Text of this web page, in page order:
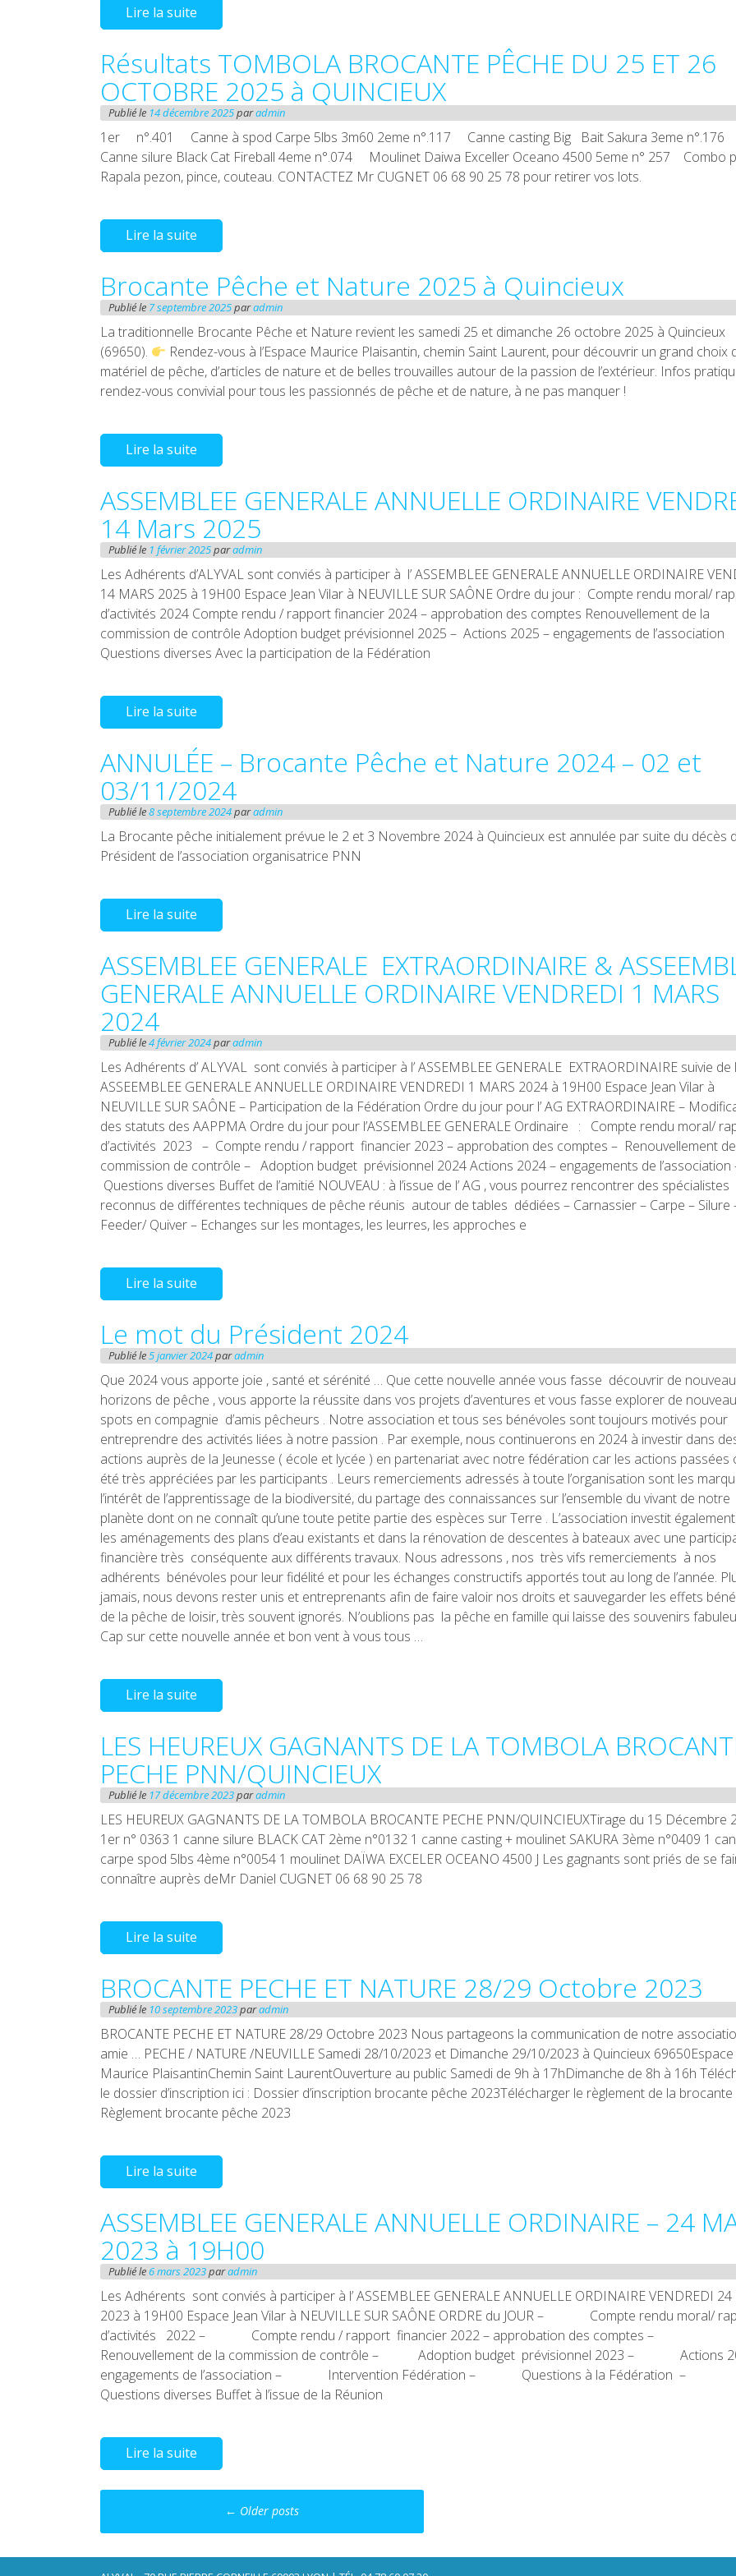
Lire la suite
Résultats TOMBOLA BROCANTE PÊCHE DU 25 ET 26
OCTOBRE 2025 à QUINCIEUX
Publié le 14 décembre 2025paradmin
1er n°.401 Canne à spod Carpe 5lbs 3m60 2eme n°.117 Canne casting Big Bait Sakura 3eme n°.176
Canne silure Black Cat Fireball 4eme n°.074 Moulinet Daiwa Exceller Oceano 4500 5eme n° 257 Combo
Rapala pezon, pince, couteau. CONTACTEZ Mr CUGNET 06 68 90 25 78 pour retirer vos lots.
Lire la suite
Brocante Pêche et Nature 2025 à Quincieux
Publié le 7 septembre 2025paradmin
La traditionnelle Brocante Pêche et Nature revient les samedi 25 et dimanche 26 octobre 2025 à Quincieux
(69650).
Rendez-vous à l’Espace Maurice Plaisantin, chemin Saint Laurent, pour découvrir un grand choix
matériel de pêche, d’articles de nature et de belles trouvailles autour de la passion de l’extérieur. Infos
rendez-vous convivial pour tous les passionnés de pêche et de nature, à ne pas manquer !
Lire la suite
ASSEMBLEE GENERALE ANNUELLE ORDINAIRE
14 Mars 2025
Publié le 1 février 2025paradmin
Les Adhérents d’ALYVAL sont conviés à participer à l’ ASSEMBLEE GENERALE ANNUELLE ORDINAIRE
14 MARS 2025 à 19H00 Espace Jean Vilar à NEUVILLE SUR SAÔNE Ordre du jour : Compte rendu moral/
d’activités 2024 Compte rendu / rapport financier 2024 – approbation des comptes Renouvellement de la
commission de contrôle Adoption budget prévisionnel 2025 – Actions 2025 – engagements de l’association
Questions diverses Avec la participation de la Fédération
Lire la suite
ANNULÉE – Brocante Pêche et Nature 2024 – 02 et
03/11/2024
Publié le8 septembre 2024paradmin
La Brocante pêche initialement prévue le 2 et 3 Novembre 2024 à Quincieux est annulée par suite du décès
Président de l’association organisatrice PNN
Lire la suite
ASSEMBLEE GENERALE EXTRAORDINAIRE &
GENERALE ANNUELLE ORDINAIRE VENDREDI 1 MARS
2024
Publié le4 février 2024paradmin
Les Adhérents d’ ALYVAL sont conviés à participer à l’ ASSEMBLEE GENERALE EXTRAORDINAIRE suivie de
ASSEEMBLEE GENERALE ANNUELLE ORDINAIRE VENDREDI 1 MARS 2024 à 19H00 Espace Jean Vilar à
NEUVILLE SUR SAÔNE – Participation de la Fédération Ordre du jour pour l’ AG EXTRAORDINAIRE –
des statuts des AAPPMA Ordre du jour pour l’ASSEMBLEE GENERALE Ordinaire : Compte rendu moral/
d’activités 2023 – Compte rendu / rapport financier 2023 – approbation des comptes – Renouvellement
commission de contrôle – Adoption budget prévisionnel 2024 Actions 2024 – engagements de l’association
Questions diverses Buffet de l’amitié NOUVEAU : à l’issue de l’ AG , vous pourrez rencontrer des spécialistes
reconnus de différentes techniques de pêche réunis autour de tables dédiées – Carnassier – Carpe – Silure
Feeder/ Quiver – Echanges sur les montages, les leurres, les approches e
Lire la suite
Le mot du Président 2024
Publié le5 janvier 2024paradmin
Que 2024 vous apporte joie , santé et sérénité … Que cette nouvelle année vous fasse découvrir de
horizons de pêche , vous apporte la réussite dans vos projets d’aventures et vous fasse explorer de
spots en compagnie d’amis pêcheurs . Notre association et tous ses bénévoles sont toujours motivés pour
entreprendre des activités liées à notre passion . Par exemple, nous continuerons en 2024 à investir dans
actions auprès de la Jeunesse ( école et lycée ) en partenariat avec notre fédération car les actions passées
été très appréciées par les participants . Leurs remerciements adressés à toute l’organisation sont les
l’intérêt de l’apprentissage de la biodiversité, du partage des connaissances sur l’ensemble du vivant de notre
planète dont on ne connaît qu’une toute petite partie des espèces sur Terre . L’association investit
les aménagements des plans d’eau existants et dans la rénovation de descentes à bateaux avec une
financière très conséquente aux différents travaux. Nous adressons , nos très vifs remerciements à nos
adhérents bénévoles pour leur fidélité et pour les échanges constructifs apportés tout au long de l’année.
jamais, nous devons rester unis et entreprenants afin de faire valoir nos droits et sauvegarder les effets
de la pêche de loisir, très souvent ignorés. N’oublions pas la pêche en famille qui laisse des souvenirs
Cap sur cette nouvelle année et bon vent à vous tous …
Lire la suite
LES HEUREUX GAGNANTS DE LA TOMBOLA
PECHE PNN/QUINCIEUX
Publié le 17 décembre 2023paradmin
LES HEUREUX GAGNANTS DE LA TOMBOLA BROCANTE PECHE PNN/QUINCIEUXTirage du 15 Décembre
1er n° 0363 1 canne silure BLACK CAT 2ème n°0132 1 canne casting + moulinet SAKURA 3ème n°0409 1
carpe spod 5lbs 4ème n°0054 1 moulinet DAÏWA EXCELER OCEANO 4500 J Les gagnants sont priés de se
connaître auprès deMr Daniel CUGNET 06 68 90 25 78
Lire la suite
BROCANTE PECHE ET NATURE 28/29 Octobre 2023
Publié le 10 septembre 2023paradmin
BROCANTE PECHE ET NATURE 28/29 Octobre 2023 Nous partageons la communication de notre
amie … PECHE / NATURE /NEUVILLE Samedi 28/10/2023 et Dimanche 29/10/2023 à Quincieux 69650Espace
Maurice PlaisantinChemin Saint LaurentOuverture au public Samedi de 9h à 17hDimanche de 8h à 16h
le dossier d’inscription ici : Dossier d’inscription brocante pêche 2023Télécharger le règlement de la brocante
Règlement brocante pêche 2023
Lire la suite
ASSEMBLEE GENERALE ANNUELLE ORDINAIRE – 24
2023 à 19H00
Publié le6 mars 2023paradmin
Les Adhérents sont conviés à participer à l’ ASSEMBLEE GENERALE ANNUELLE ORDINAIRE VENDREDI 24
2023 à 19H00 Espace Jean Vilar à NEUVILLE SUR SAÔNE ORDRE du JOUR – Compte rendu moral/
d’activités 2022 – Compte rendu / rapport financier 2022 – approbation des comptes –
Renouvellement de la commission de contrôle – Adoption budget prévisionnel 2023 – Actions
engagements de l’association – Intervention Fédération – Questions à la Fédération –
Questions diverses Buffet à l’issue de la Réunion
Lire la suite
Posts
navigation
← Older posts